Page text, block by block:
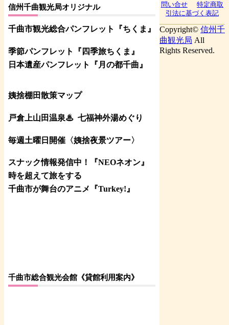
信州千曲観光局オリジナル
千曲市観光総合パンフレット 『ちくま 』
季節パンフレット『四季旅ちくま』
日本遺産パンフレット
『月の都千曲 』
姨捨棚田散策マップ
戸倉上山田温泉♨ 七福神外湯めぐり
毎週土曜日開催〈姨捨夜景ツアー〉
スナック情報発信中！『NEOネオン』
時を超えて旅をする
千曲市が舞台のアニメ『Turkey!』
千曲市総合観光会館《貸館利用案内》
問い合せ
特定商取
引法に基づく表記
Copyright© 信州千
曲観光局 All
Rights Reserved.